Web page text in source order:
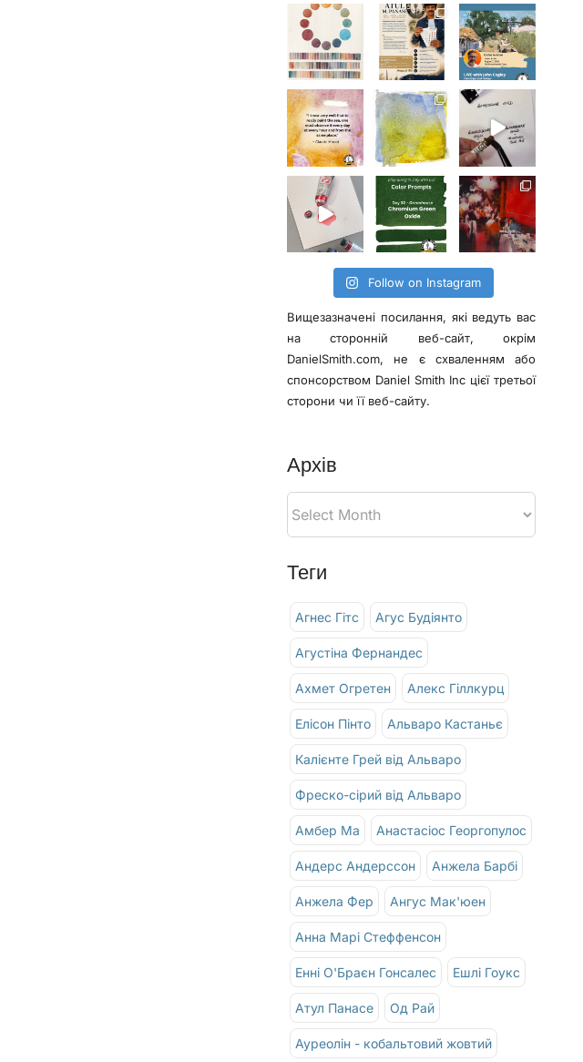
Follow on Instagram
Вищезазначені посилання, які ведуть вас
на сторонній веб-сайт, окрім
DanielSmith.com, не є схваленням або
спонсорством Daniel Smith Inc цієї третьої
сторони чи її веб-сайту.
Архів
Теги
Агнес Гітс Агус Будіянто
Агустіна Фернандес
Ахмет Огретен Алекс Гіллкурц
Елісон Пінто Альваро Кастаньє
Калієнте Грей від Альваро
Фреско-сірий від Альваро
Амбер Ма Анастасіос Георгопулос
Андерс Андерссон Анжела Барбі
Анжела Фер Ангус Мак'юен
Анна Марі Стеффенсон
Енні О'Браєн Гонсалес Ешлі Гоукс
Атул Панасе Од Рай
Ауреолін - кобальтовий жовтий